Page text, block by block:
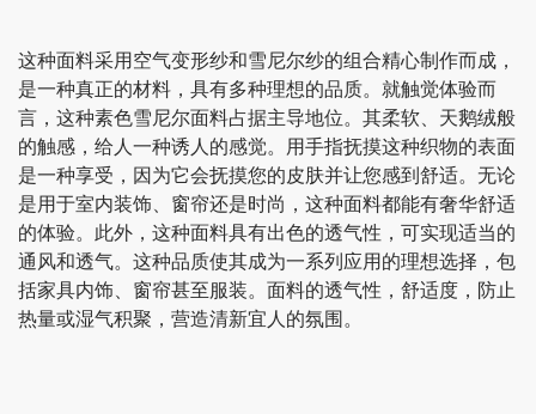
这种面料采用空气变形纱和雪尼尔纱的组合精心制作而成，
是一种真正的材料，具有多种理想的品质。就触觉体验而
言，这种素色雪尼尔面料占据主导地位。其柔软、天鹅绒般
的触感，给人一种诱人的感觉。用手指抚摸这种织物的表面
是一种享受，因为它会抚摸您的皮肤并让您感到舒适。无论
是用于室内装饰、窗帘还是时尚，这种面料都能有奢华舒适
的体验。此外，这种面料具有出色的透气性，可实现适当的
通风和透气。这种品质使其成为一系列应用的理想选择，包
括家具内饰、窗帘甚至服装。面料的透气性，舒适度，防止
热量或湿气积聚，营造清新宜人的氛围。